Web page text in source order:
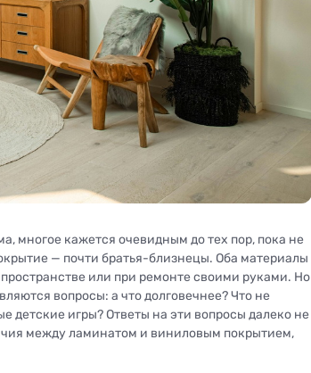
многое кажется очевидным до тех пор, пока не
— почти братья-близнецы. Оба материалы
или при ремонте своими руками. Но
вопросы: а что долговечнее? Что не
игры? Ответы на эти вопросы далеко не
между ламинатом и виниловым покрытием,